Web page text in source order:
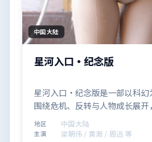
中国大陆
星河入口·纪念版
星河入口·纪念版是一部以科幻
围绕危机、反转与人物成长展
得推荐观看。
地区 中国大陆
主演
梁朝伟 / 黄渤 / 周迅 等